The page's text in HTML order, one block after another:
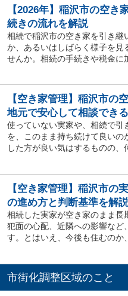
【2026年】稲沢市の空き
続きの流れを解説
相続で稲沢市の空き家を引き継
か、あるいはしばらく様子を見
せんか。相続の手続きや税金に
【空き家管理】稲沢市の
地元で安心して相談でき
使っていない実家や、相続で引
を、このまま持ち続けて良い
した方が良い気はするものの
【空き家管理】稲沢市の
の進め方と判断基準を解説
相続した実家が空き家のまま
犯面の心配、近隣への影響など
す。とはいえ、今後も住むのか
市街化調整区域のこと